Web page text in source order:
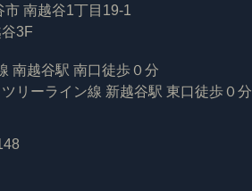
市 南越谷1丁目19-1
谷3F
南越谷駅 南口徒歩０分
リーライン線 新越谷駅 東口徒歩０分